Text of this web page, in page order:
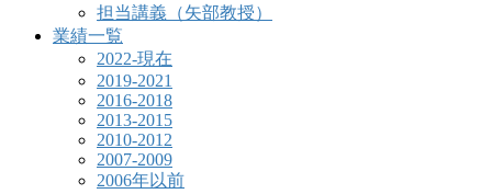
担当講義（矢部教授）
業績一覧
2022-現在
2019-2021
2016-2018
2013-2015
2010-2012
2007-2009
2006年以前